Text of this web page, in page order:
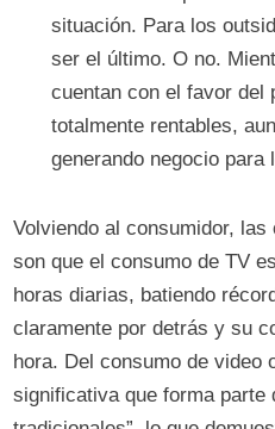
situación. Para los
ser el último. O no.
cuentan con el favor del
totalmente rentables,
generando negocio para
Volviendo al consumidor,
son que el consumo de TV
horas diarias, batiendo
claramente por detrás y su
hora. Del consumo de video
significativa que forma parte